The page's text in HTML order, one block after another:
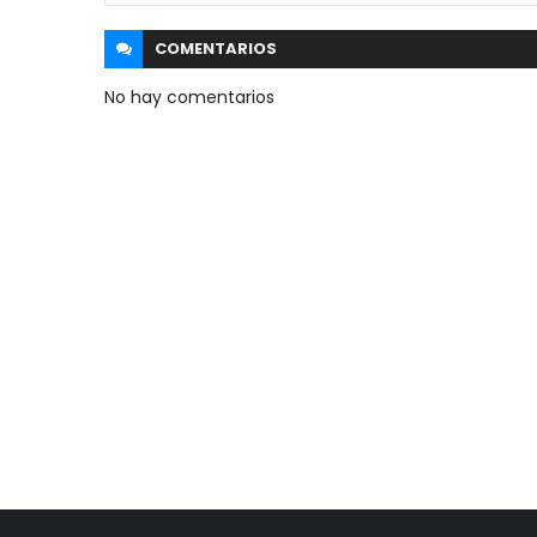
COMENTARIOS
No hay comentarios